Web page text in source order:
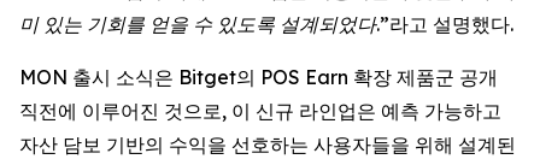
미 있는 기회를 얻을 수 있도록 설계되었다.”라고 설명했다.
MON 출시 소식은 Bitget의 POS Earn 확장 제품군 공개
직전에 이루어진 것으로, 이 신규 라인업은 예측 가능하고
자산 담보 기반의 수익을 선호하는 사용자들을 위해 설계된